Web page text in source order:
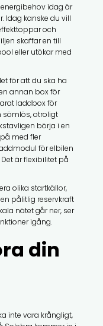
idag är
Idag kanske du vill
och
skaffar en till
eller utökar med
för att du ska ha
annan box för
laddbox för
sömlös, otroligt
börja i en
med fler
för elbilen
är flexibilitet på
olika startkällor,
pålitlig reservkraft
nätet går ner, ser
igång.
din
inte vara krångligt,